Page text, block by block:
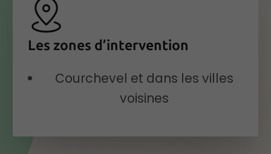
Les zones d’intervention
Courchevel et dans les villes
voisines